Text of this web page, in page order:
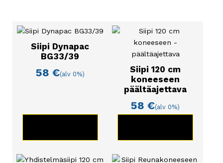
Siipi Dynapac
BG33/39
58 €(alv 0%)
Siipi 120 cm
koneeseen
päältäajettava
58€(alv 0%)